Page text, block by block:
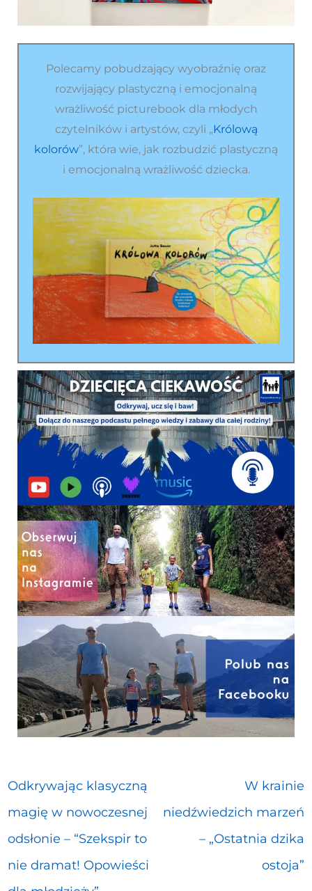
Polecamy pobudzający wyobraźnię oraz
rozwijający plastyczną i emocjonalną
wrażliwość picturebook dla młodych
czytelników i artystów, czyli „Królową
kolorów”, która wie, jak rozbudzić plastyczną
i emocjonalną wrażliwość dziecka.
Odkrywając klasyczną
magię w nowoczesnej
odsłonie – “Szekspir to
nie dramat! Opowieści
W krainie
niedźwiedzich marzeń
– „Ostatnia dzika
ostoja”